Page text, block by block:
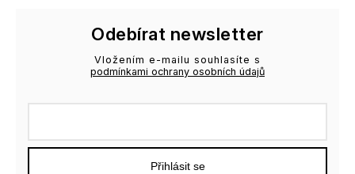
Odebírat newsletter
Vložením e-mailu souhlasíte s
podmínkami ochrany osobních údajů
Přihlásit se